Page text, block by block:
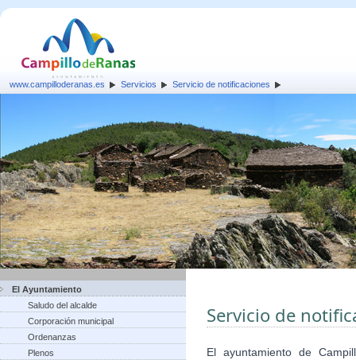
www.campilloderanas.es Servicios Servicio de notificaciones
El Ayuntamiento
Saludo del alcalde
Corporación municipal
Ordenanzas
Plenos
Servicio de
El ayuntamiento de